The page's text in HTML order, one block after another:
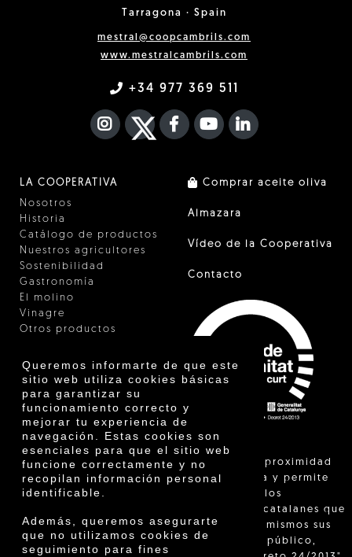
Queremos informarte de que este
sitio web utiliza cookies básicas
para garantizar su
funcionamiento correcto y
mejorar tu experiencia de
navegación. Estas cookies son
esenciales para que el sitio web
funcione correctamente y no
recopilan información personal
identificable.
Además, queremos asegurarte
que no utilizamos cookies de
seguimiento para fines
Tarragona · Spain
mestral@coopcambrils.com
www.mestralcambrils.com
+34 977 369 511
INSTAGRAM
TWITTER
FACEBOOK F
YOUTUBEFA LINKEDIN
LA COOPERATIVA
Nosotros
Historia
Catálogo de productos
Nuestros agricultores
Sostenibilidad
Gastronomía
El molino
Vinagre
Otros productos
Premios
Innovación
Comprar aceite oliva
Almazara
Vídeo de la Cooperativa
Contacto
"La venta de proximidad
está regulada y permite
identificar a los
agricultores catalanes que
venden ellos mismos sus
productos al público,